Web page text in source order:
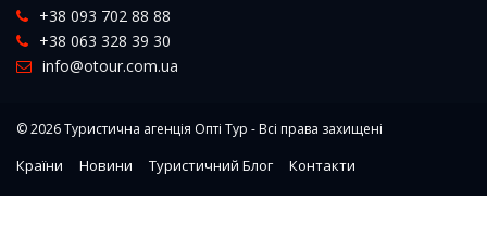
+38 093 702 88 88
+38 063 328 39 30
info@otour.com.ua
© 2026Туристична агенція Опті Тур - Всі права захищені
Країни Новини Туристичний Блог Контакти